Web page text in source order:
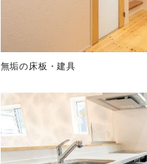
無垢の床板・建具